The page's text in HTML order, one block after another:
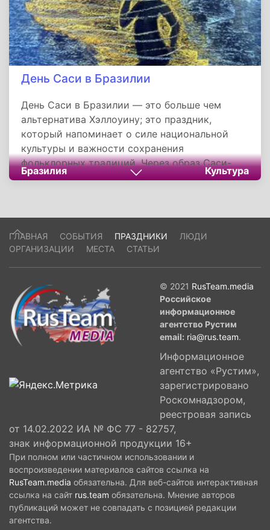
День Саси в Бразилии
День Саси в Бразилии — это больше чем
альтернатива Хэллоуину; это праздник,
который напоминает о силе национальной
культуры и важности сохранения
фольклорных традиций. Через образ Саси-
Перере бразильцы не только противостоят
влияний, определяющих их идентичность.
Этот день учит, что уважение к собственным
корням может быть актом мягкого, но
Бразилия Культура
ГЛАВНАЯ СОБЫТИЯ ПРАЗДНИКИ
ЛЮДИ
ОРГАНИЗАЦИИ
МЕСТА СТАТЬИ
© 2021 RusTeam.media
Российское
информационное
агентство Рустим
email: ria@rus.team.
Информационное
агентство «Рустим»,
зарегистрировано
Роскомнадзором,
реестровая запись
от 14.02.2022 ИА № ФС 77 - 82757,
знак информационной продукции 16+
При полном или частичном использовании и
воспроизведении материалов сайтов ссылка на
RusTeam.media обязательна. Для веб-сайтов интерактивная
ссылка на сайт rus.team обязательна. Мнение авторов
публикаций может не совпадать с позицией редакции
агентства.